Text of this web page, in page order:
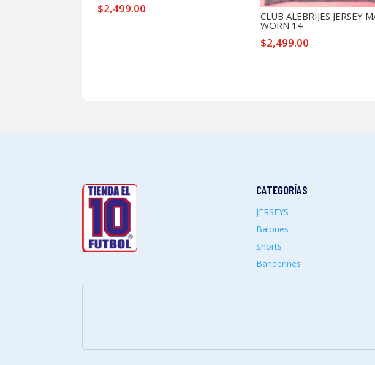
$2,499.00
CLUB ALEBRIJES JERSEY
WORN 14
$2,499.00
CATEGORÍAS
JERSEYS
Balones
Shorts
Banderines